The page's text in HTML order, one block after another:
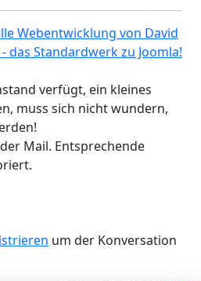
Webentwicklung von David
das Standardwerk zu Joomla!
verfügt, ein kleines
muss sich nicht wundern,
Mail. Entsprechende
um der Konversation